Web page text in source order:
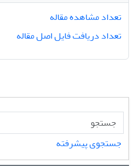
تعداد مشاهده مقاله
تعداد دریافت فایل اصل مقاله
جستجوی پیشرفته